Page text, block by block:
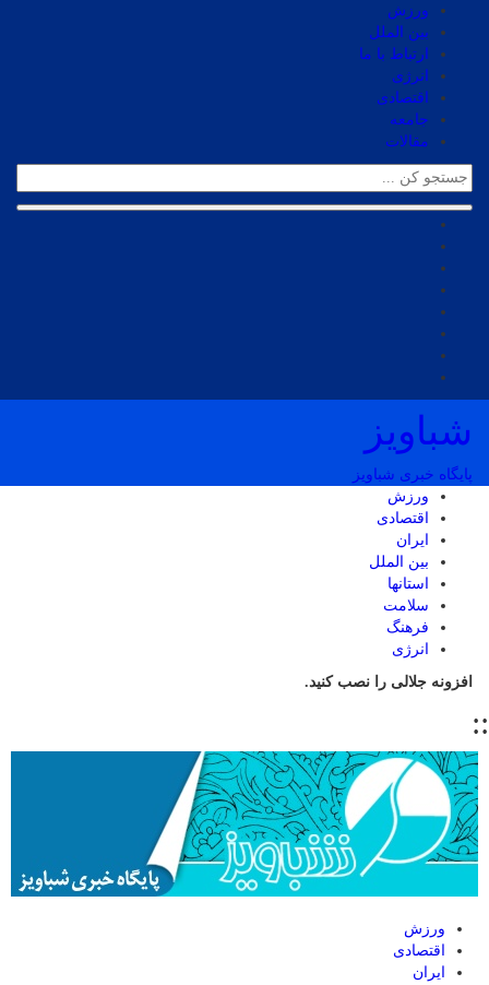
ورزش
بین الملل
ارتباط با ما
انرژی
اقتصادی
جامعه
مقالات
شباویز
پایگاه خبری شباویز
ورزش
اقتصادی
ایران
بین الملل
استانها
سلامت
فرهنگ
انرژی
افزونه جلالی را نصب کنید.
::
ورزش
اقتصادی
ایران